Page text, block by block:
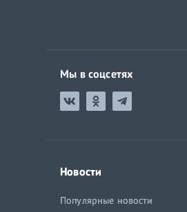
Мы в соцсетях
Новости
Популярные новости